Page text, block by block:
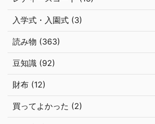
入学式・入園式 (3)
読み物 (363)
豆知識 (92)
財布 (12)
買ってよかった (2)